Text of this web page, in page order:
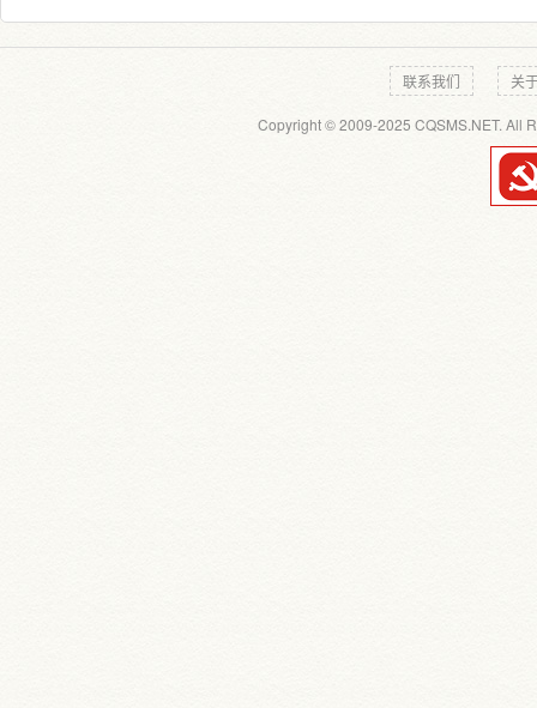
联系我们 关
Copyright © 2009-2025 CQSMS.NET. All